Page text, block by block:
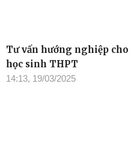
Tư vấn hướng nghiệp cho
học sinh THPT
14:13, 19/03/2025